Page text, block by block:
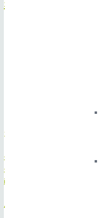
Speiseröhre
Narbige oder
Sekretariat Innere
+49 (0) 911 580 68 – 4300
+49 (0) 911 580 68 – 4350
innere@310klinik.com
Anmeldung